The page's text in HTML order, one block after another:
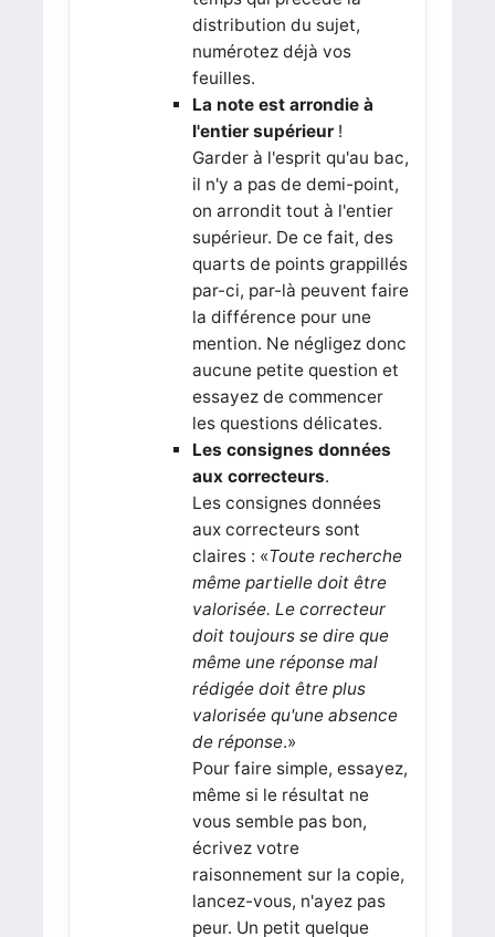
distribution du sujet,
numérotez déjà vos
feuilles.
La note est arrondie à
l'entier supérieur!
Garder à l'esprit qu'au bac,
il n'y a pas de demi-point,
on arrondit tout à l'entier
supérieur. De ce fait, des
quarts de points grappillés
par-ci, par-là peuvent faire
la différence pour une
mention. Ne négligez donc
aucune petite question et
essayez de commencer
les questions délicates.
Les consignes données
aux correcteurs.
Les consignes données
aux correcteurs sont
claires : «Toute recherche
même partielle doit être
valorisée. Le correcteur
doit toujours se dire que
même une réponse mal
rédigée doit être plus
valorisée qu'une absence
de réponse.»
Pour faire simple, essayez,
même si le résultat ne
vous semble pas bon,
écrivez votre
raisonnement sur la copie,
lancez-vous, n'ayez pas
peur. Un petit quelque